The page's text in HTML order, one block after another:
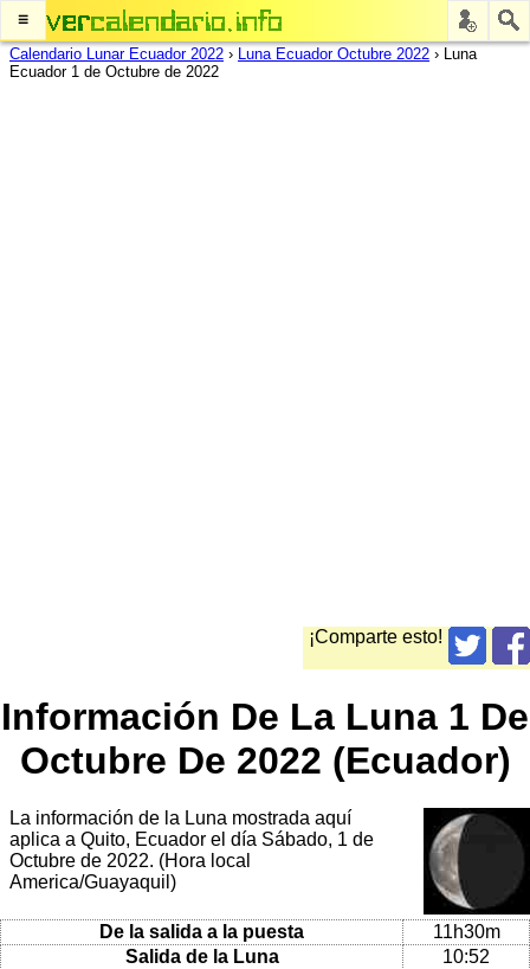
≡
Calendario Lunar Ecuador 2022 › Luna Ecuador Octubre 2022 › Luna
Ecuador 1 de Octubre de 2022
¡Comparte esto!
Información De La Luna 1 De
Octubre De 2022 (Ecuador)
La información de la Luna mostrada aquí
aplica a Quito, Ecuador el día Sábado, 1 de
Octubre de 2022. (Hora local
America/Guayaquil)
De la salida a la puesta
11h30m
Salida de la Luna
10:52